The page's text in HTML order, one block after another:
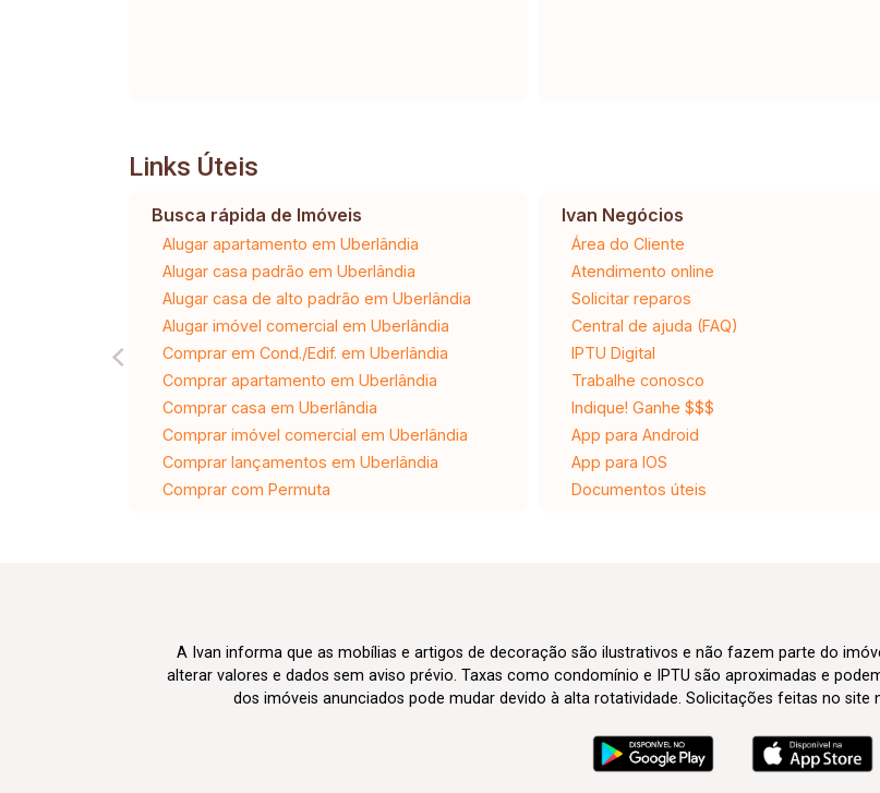
Links Úteis
Busca rápida de Imóveis
Alugar apartamento em Uberlândia
Alugar casa padrão em Uberlândia
Alugar casa de alto padrão em Uberlândia
Alugar imóvel comercial em Uberlândia
Comprar em Cond./Edif. em Uberlândia
Comprar apartamento em Uberlândia
Comprar casa em Uberlândia
Comprar imóvel comercial em Uberlândia
Comprar lançamentos em Uberlândia
Comprar com Permuta
Ivan Negócios
Área do Cliente
Atendimento online
Solicitar reparos
Central de ajuda (FAQ)
IPTU Digital
Trabalhe conosco
Indique! Ganhe $$$
App para Android
App para IOS
Documentos úteis
A Ivan informa que as mobílias e artigos de decoração são ilustrativos e não fazem parte do
alterar valores e dados sem aviso prévio. Taxas como condomínio e IPTU são aproximadas e
dos imóveis anunciados pode mudar devido à alta rotatividade. Solicitações feitas no site